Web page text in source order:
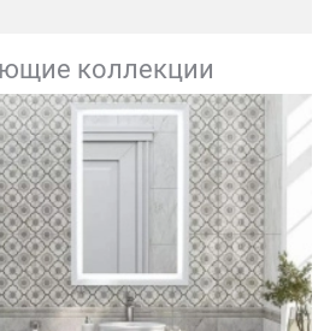
коллекции